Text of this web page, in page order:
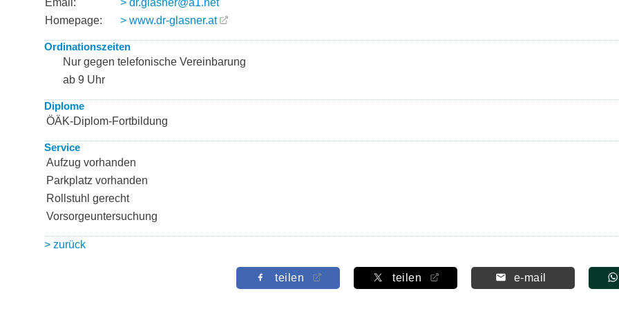
Email:
> dr.glasner@a1.net
Homepage:
> www.dr-glasner.at
Ordinationszeiten
Nur gegen telefonische Vereinbarung
ab 9 Uhr
Diplome
ÖÄK-Diplom-Fortbildung
Service
Aufzug vorhanden
Parkplatz vorhanden
Rollstuhl gerecht
Vorsorgeuntersuchung
> zurück
teilen teilen e-mail